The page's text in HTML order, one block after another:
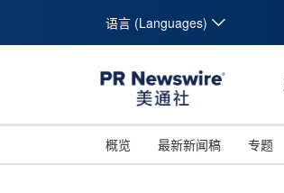
语言 (Languages)
概览 最新新闻稿 专题